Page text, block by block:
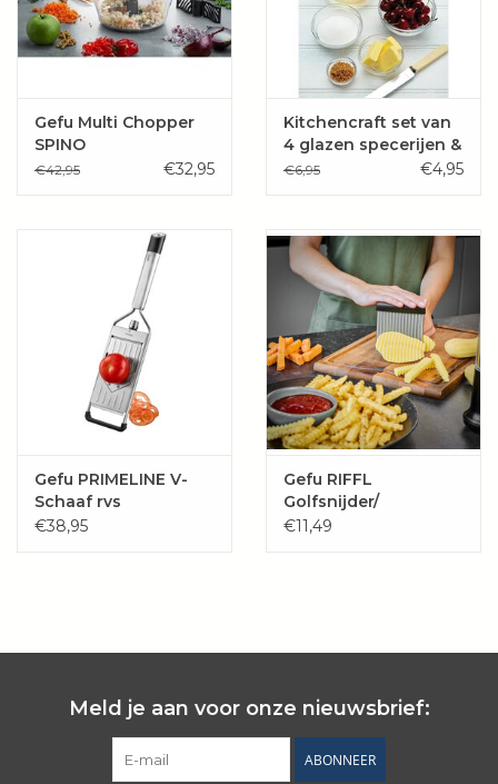
Gefu Multi Chopper
SPINO
€42,95 €32,95
Kitchencraft set van
4 glazen specerijen &
bereidingskommen
€6,95 €4,95
Gefu PRIMELINE V-
Schaaf rvs
€38,95
Gefu RIFFL
Golfsnijder/
Wafelsnijder
€11,49
Meld je aan voor onze nieuwsbrief:
ABONNEER